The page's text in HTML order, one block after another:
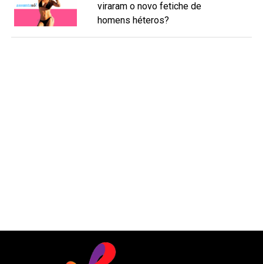
viraram o novo fetiche de
homens héteros?